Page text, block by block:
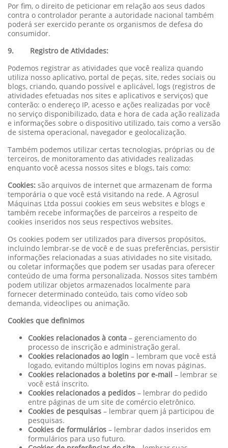
Por fim, o direito de peticionar em relação aos seus dados
contra o controlador perante a autoridade nacional também
poderá ser exercido perante os organismos de defesa do
consumidor.
9. Registro de Atividades:
Podemos registrar as atividades que você realiza quando
utiliza nosso aplicativo, portal de peças, site, redes sociais ou
blogs, criando, quando possível e aplicável, logs (registros de
atividades efetuadas nos sites e aplicativos e serviços) que
conterão: o endereço IP, acesso e ações realizadas por você
no serviço disponibilizado, data e hora de cada ação realizada
e informações sobre o dispositivo utilizado, tais como a versão
de sistema operacional, navegador e geolocalização.
Também podemos utilizar certas tecnologias, próprias ou de
terceiros, de monitoramento das atividades realizadas
enquanto você acessa nossos sites e blogs, tais como:
Cookies: são arquivos de internet que armazenam de forma
temporária o que você está visitando na rede. A Agrosul
Máquinas Ltda possui cookies em seus websites e blogs e
também recebe informações de parceiros a respeito de
cookies inseridos nos seus respectivos websites.
Os cookies podem ser utilizados para diversos propósitos,
incluindo lembrar-se de você e de suas preferências, persistir
informações relacionadas a suas atividades no site visitado,
ou coletar informações que podem ser usadas para oferecer
conteúdo de uma forma personalizada. Nossos sites também
podem utilizar objetos armazenados localmente para
fornecer determinado conteúdo, tais como vídeo sob
demanda, videoclipes ou animação.
Cookies que definimos
Cookies relacionados à conta – gerenciamento do
processo de inscrição e administração geral.
Cookies relacionados ao login – lembram que você está
logado, evitando múltiplos logins em novas páginas.
Cookies relacionados a boletins por e-mail – lembrar se
você está inscrito.
Cookies relacionados a pedidos – lembrar do pedido
entre páginas de um site de comércio eletrônico.
Cookies de pesquisas – lembrar quem já participou de
pesquisas.
Cookies de formulários – lembrar dados inseridos em
formulários para uso futuro.